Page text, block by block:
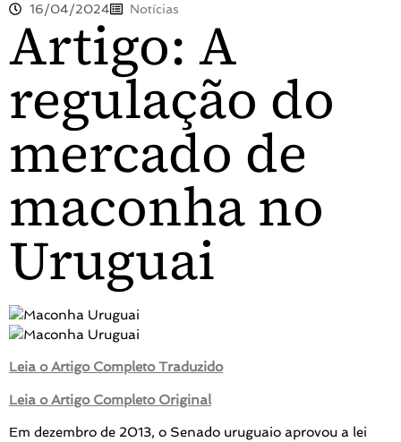
16/04/2024 Notícias
Artigo: A
regulação do
mercado de
maconha no
Uruguai
Leia o Artigo Completo Traduzido
Leia o Artigo Completo Original
Em dezembro de 2013, o Senado uruguaio aprovou a lei